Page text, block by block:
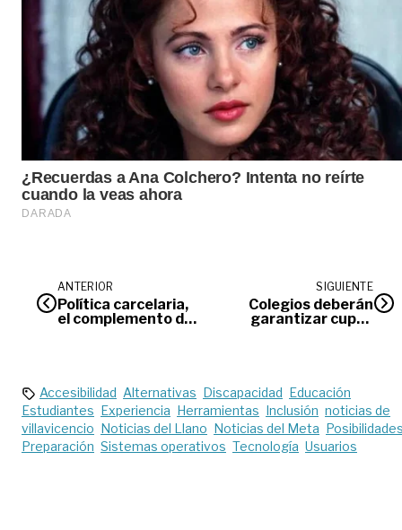
ANTERIOR
Política carcelaria,
el complemento de
SIGUIENTE
Colegios deberán
garantizar cupos
Accesibilidad Alternativas Discapacidad Educación
Estudiantes Experiencia Herramientas Inclusión noticias de
villavicencio Noticias del Llano Noticias del Meta
Preparación Sistemas operativos Tecnología Usuarios